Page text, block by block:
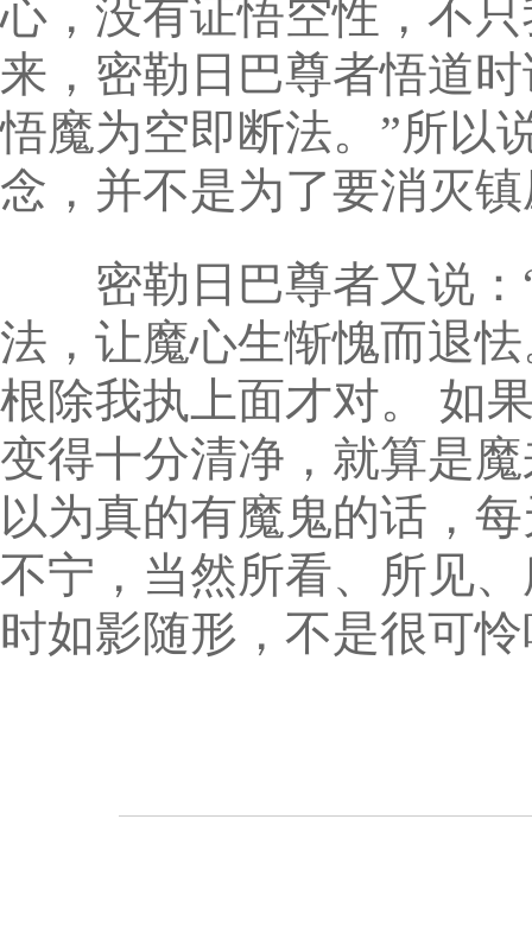
心，没有证悟空性，不
来，密勒日巴尊者悟道
悟魔为空即断法。”所以
念，并不是为了要消灭
密勒日巴尊者又说：“
法，让魔心生惭愧而退
根除我执上面才对。 如
变得十分清净，就算是
以为真的有魔鬼的话，
不宁，当然所看、所见
时如影随形，不是很可